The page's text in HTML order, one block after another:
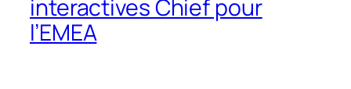
interactives Chief pour
l’EMEA